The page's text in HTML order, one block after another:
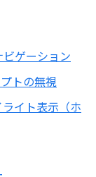
ゲーション
トの無視
イト表示（ホ